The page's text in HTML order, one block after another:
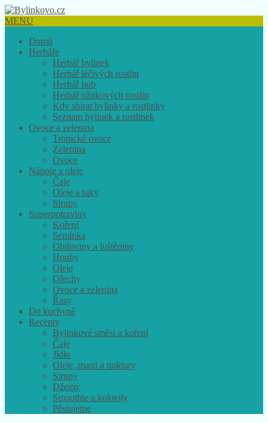
MENU
Domů
Herbáře
Herbář bylinek
Herbář léčivých rostlin
Herbář hub
Herbář užitkových rostlin
Kdy sbírat bylinky a rostlinky
Seznam bylinek a rostlinek
Ovoce a zelenina
Tropické ovoce
Zelenina
Ovoce
Nápoje a oleje
Čaje
Oleje a tuky
Sirupy
Superpotraviny
Koření
Semínka
Obiloviny a luštěniny
Houby
Oleje
Ořechy
Ovoce a zelenina
Řasy
Do kuchyně
Recepty
Bylinkové směsi a koření
Čaje
Jídlo
Oleje, masti a tinktury
Sirupy
Džemy
Smoothie a koktejly
Pěstujeme